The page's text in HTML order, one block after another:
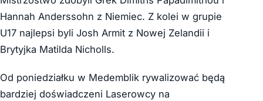
Hannah Anderssohn z Niemiec. Z kolei w grupie
U17 najlepsi byli Josh Armit z Nowej Zelandii i
Brytyjka Matilda Nicholls.
Od poniedziałku w Medemblik rywalizować będą
bardziej doświadczeni Laserowcy na